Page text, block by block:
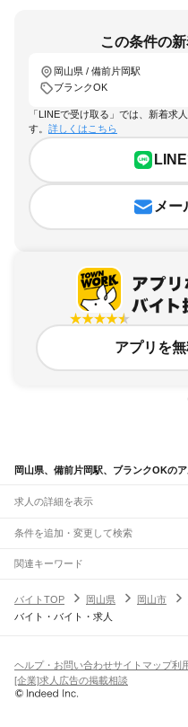
この条件の
岡山県 / 備前片岡駅
ブランクOK
「LINEで受け取る」では、新着求
す。 詳しくはこちら
メー
アプリを
岡山県、備前片岡駅、ブランクOKの
求人の詳細を表示
条件を追加・変更して検索
市区町村を追加・変更
岡山県すべて
岡山市 すべて
真庭市美作市浅口市和気郡都窪
久米郡加賀郡
駅を追加・変更
JR山陽本線(岡山～三原)
岡山駅北長瀬駅庭瀬駅中庄駅
職種を追加・変更
飲食・フードサービスすべて
ホールスタッフキッチンスタッフ
パン屋（ベーカリー）
飲
人気
日払いOK高校生歓迎
雇用形態を追加・変更
関連キーワード
バイトTOP
岡山県 岡山市
バイト・バイト・求人
ヘルプ・お問い合わせサイトマップ利
[企業]求人広告の掲載相談